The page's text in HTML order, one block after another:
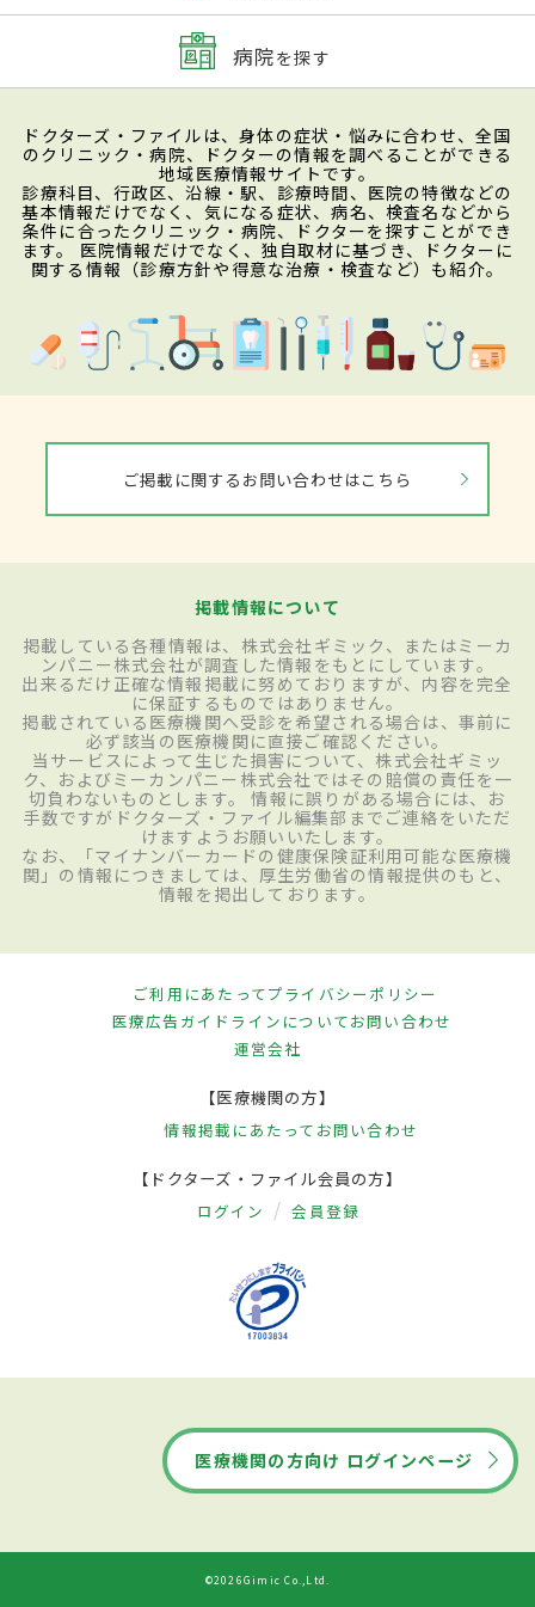
病院を探す
ドクターズ・ファイルは、身体の症状・悩みに合わせ、全国
のクリニック・病院、ドクターの情報を調べることができる
地域医療情報サイトです。
診療科目、行政区、沿線・駅、診療時間、医院の特徴などの
基本情報だけでなく、気になる症状、病名、検査名などから
条件に合ったクリニック・病院、ドクターを探すことができ
ます。 医院情報だけでなく、独自取材に基づき、ドクターに
関する情報（診療方針や得意な治療・検査など）も紹介。
ご掲載に関するお問い合わせはこちら
掲載情報について
掲載している各種情報は、株式会社ギミック、またはミーカ
ンパニー株式会社が調査した情報をもとにしています。
出来るだけ正確な情報掲載に努めておりますが、内容を完全
に保証するものではありません。
掲載されている医療機関へ受診を希望される場合は、事前に
必ず該当の医療機関に直接ご確認ください。
当サービスによって生じた損害について、株式会社ギミッ
ク、およびミーカンパニー株式会社ではその賠償の責任を一
切負わないものとします。 情報に誤りがある場合には、お
手数ですがドクターズ・ファイル編集部までご連絡をいただ
けますようお願いいたします。
なお、「マイナンバーカードの健康保険証利用可能な医療機
関」の情報につきましては、厚生労働省の情報提供のもと、
情報を掲出しております。
ご利用にあたってプライバシーポリシー
医療広告ガイドラインについてお問い合わせ
運営会社
【医療機関の方】
情報掲載にあたって お問い合わせ
【ドクターズ・ファイル会員の方】
ログイン 会員登録
医療機関の方向け ログインページ
©2026Gimic Co.,Ltd.